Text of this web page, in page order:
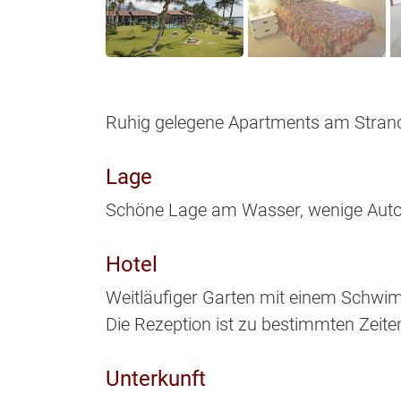
Ruhig gelegene Apartments am
Lage
Schöne Lage am Wasser, wenige
Hotel
Weitläufiger Garten mit einem
Die Rezeption ist zu bestimmten
Unterkunft